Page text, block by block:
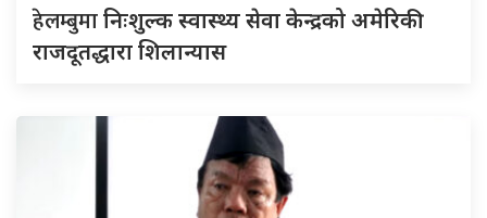
हेलम्बुमानिःशुल्क स्वास्थ्य सेवा केन्द्रको अमेरिकी
राजदूतद्धारा शिलान्यास